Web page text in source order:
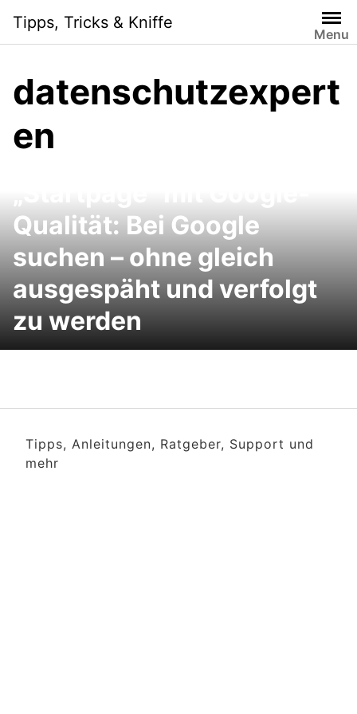
content
Tipps, Tricks & Kniffe
Menu
datenschutzexpert
en
Qualität: Bei Google
suchen – ohne gleich
ausgespäht und verfolgt
zu werden
Tipps, Anleitungen, Ratgeber, Support und
mehr